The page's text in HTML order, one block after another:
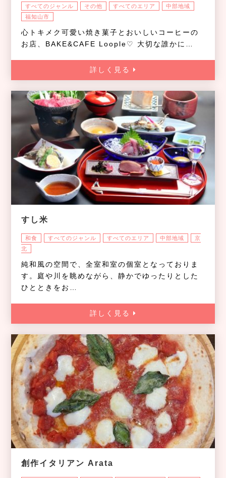
すべてのジャンル その他 すべてのエリア
中部地域
福知山市
心トキメク可愛い焼き菓子とおいしいコーヒーの
お店、BAKE&CAFE Loople♡ 大切な誰かに…
詳しく見る
すし米
和食 すべてのジャンル すべてのエリア 中部地域
京
北
純和風の空間で、全室和室の個室となっておりま
す。庭や川を眺めながら、静かでゆったりとした
ひとときをお…
詳しく見る
創作イタリアン Arata